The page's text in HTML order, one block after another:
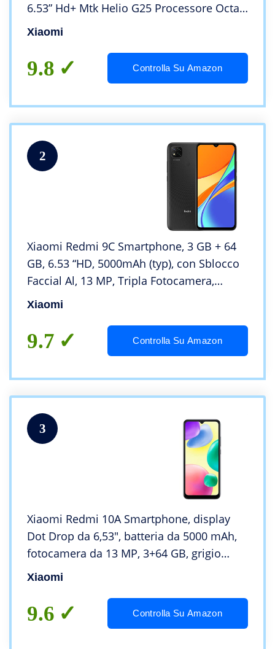
6.53” Hd+ Mtk Helio G25 Processore Octa
Core, Doppia Sim+Micro-Sd, Granite Gray
Xiaomi
9.8 Controlla Su Amazon
2
Xiaomi Redmi 9C Smartphone, 3 GB + 64
GB, 6.53 “HD, 5000mAh (typ), con Sblocco
Faccial Al, 13 MP, Tripla Fotocamera,
Grigio (Midnight Grey)
Xiaomi
9.7 Controlla Su Amazon
3
Xiaomi Redmi 10A Smartphone, display
Dot Drop da 6,53″, batteria da 5000 mAh,
fotocamera da 13 MP, 3+64 GB, grigio
grafite
Xiaomi
9.6 Controlla Su Amazon